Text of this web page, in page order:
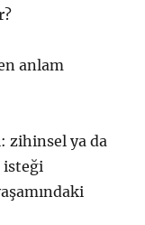
anlam
zihinsel ya da
isteği